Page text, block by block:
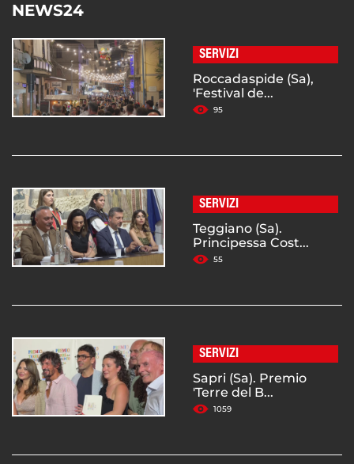
NEWS24
SERVIZI
Roccadaspide (Sa),
'Festival de...
95
SERVIZI
Teggiano (Sa).
Principessa Cost...
55
SERVIZI
Sapri (Sa). Premio
'Terre del B...
1059